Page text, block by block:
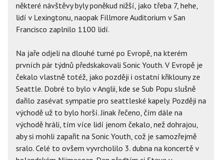
některé návštěvy byly poněkud nižší, jako třeba 7, hehe,
lidí v Lexingtonu, naopak Fillmore Auditorium v San
Francisco zaplnilo 1100 lidí.
Na jaře odjeli na dlouhé turné po Evropě, na kterém
prvních pár týdnů předskakovali Sonic Youth. V Evropě je
čekalo vlastně totéž, jako později i ostatní křiklouny ze
Seattle. Dobré to bylo v Anglii, kde se Sub Popu slušně
dařilo zasévat sympatie pro seattleské kapely. Později na
východě už to bylo horší. Jinak řečeno, čím dále na
východě hráli, tím více lidí jenom čekalo, než dohrajou,
aby si mohli zapařit na Sonic Youth, což je samozřejmě
sralo. Celé to ovšem vyvrcholilo 3. dubna na koncertě v